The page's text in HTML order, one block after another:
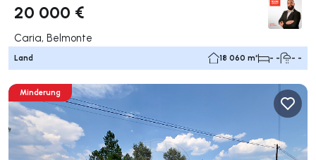
20 000 €
Caria, Belmonte
Land 18 060 m² - - - -
Minderung